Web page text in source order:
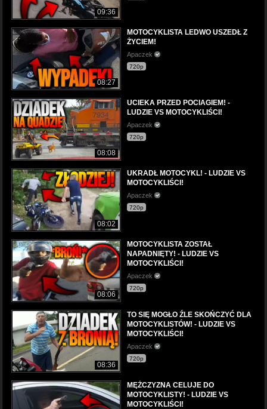
09:36
08:27
MOTOCYKLISTA LEDWO USZEDŁ Z
ŻYCIEM!
Apaczek
720p
08:08
UCIEKA PRZED POCIAGIEM! -
LUDZIE VS MOTOCYKLIŚCI!
Apaczek
720p
08:02
UKRADŁ MOTOCYKL! - LUDZIE VS
MOTOCYKLIŚCI!
Apaczek
720p
08:06
MOTOCYKLISTA ZOSTAŁ
NAPADNIĘTY! - LUDZIE VS
MOTOCYKLIŚCI!
Apaczek
720p
08:36
TO SIĘ MOGŁO ŹLE SKOŃCZYĆ DLA
MOTOCYKLISTÓW! - LUDZIE VS
MOTOCYKLIŚCI!
Apaczek
720p
MĘŻCZYZNA CELUJE DO
MOTOCYKLISTY! - LUDZIE VS
MOTOCYKLIŚCI!